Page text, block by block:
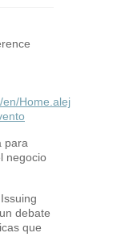
en/Home.alej
para
negocio
debate
que